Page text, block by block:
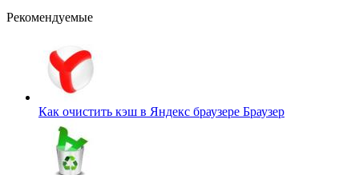
Рекомендуемые
Как очистить кэш в Яндекс браузере Браузер